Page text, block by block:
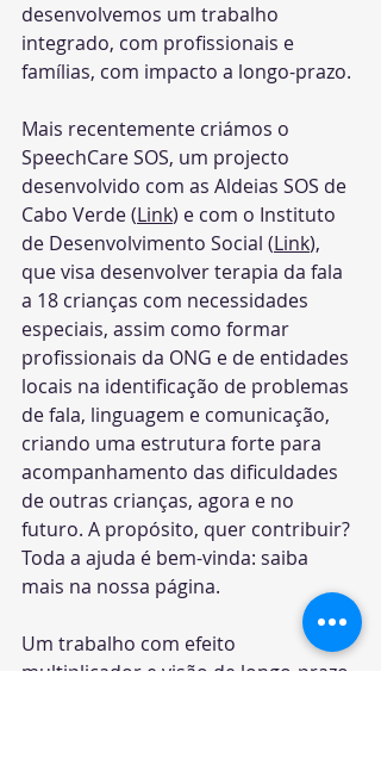
desenvolvemos um trabalho
integrado, com profissionais e
famílias, com impacto a longo-prazo.
Mais recentemente criámos o
SpeechCare SOS, um projecto
desenvolvido com as Aldeias SOS de
Cabo Verde (Link) e com o Instituto
de Desenvolvimento Social (Link),
que visa desenvolver terapia da fala
a 18 crianças com necessidades
especiais, assim como formar
profissionais da ONG e de entidades
locais na identificação de problemas
de fala, linguagem e comunicação,
criando uma estrutura forte para
acompanhamento das dificuldades
de outras crianças, agora e no
futuro. A propósito, quer contribuir?
Toda a ajuda é bem-vinda: saiba
mais na nossa página.
Um trabalho com efeito
multiplicador e visão de longo-prazo,